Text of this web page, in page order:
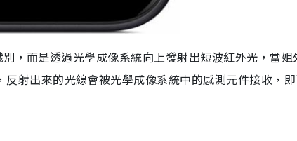
，而是透過光學成像系統向上發射出短波紅外光，當姐
反射出來的光線會被光學成像系統中的感測元件接收，